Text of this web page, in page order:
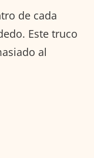
de cada
Este truco
al